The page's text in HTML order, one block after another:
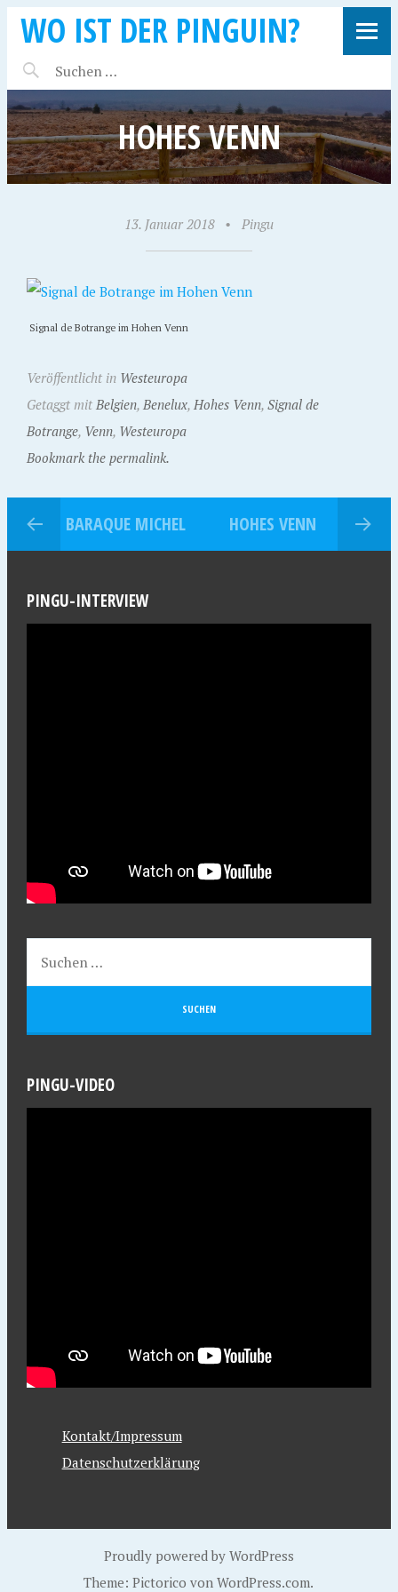
WO IST DER PINGUIN?
HOHES VENN
13. Januar 2018 • Pingu
Signal de Botrange im Hohen Venn
Veröffentlicht in Westeuropa
Getaggt mit Belgien, Benelux, Hohes Venn, Signal de
Botrange, Venn, Westeuropa
Bookmark the permalink.
BARAQUE MICHEL HOHES VENN
PINGU-INTERVIEW
PINGU-VIDEO
Kontakt/Impressum
Datenschutzerklärung
Proudly powered by WordPress
Theme: Pictorico vonWordPress.com.